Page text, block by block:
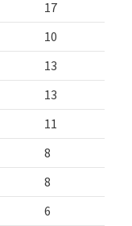
17
10
13
13
11
8
8
6